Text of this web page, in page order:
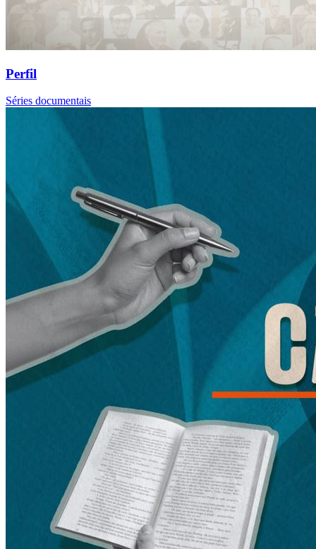
Perfil
Séries documentais